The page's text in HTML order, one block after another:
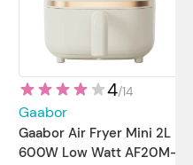
4/14
Gaabor
Gaabor Air Fryer Mini 2L
600W Low Watt AF20M-